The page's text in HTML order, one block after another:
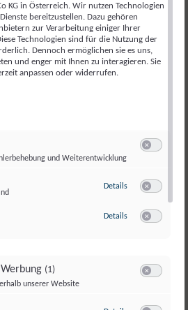
Verleih bei unserem Partner
Guiding & Touren bei unserem
n Soul – Buchung vor Ort.
Aufenthalt. Der angegebene
gewähren. Preisvorteile
nur einmal in Anspruch
Nicht in Anspruch genommene
KG in Österreich. Wir nutzen Technologien
bereitzustellen. Dazu gehören
zur Verarbeitung einiger Ihrer
Technologien sind für die Nutzung der
Dennoch ermöglichen sie es uns,
und enger mit Ihnen zu interagieren. Sie
anpassen oder widerrufen.
und Weiterentwicklung
Details zu Google
Details zu Hotjar
(1)
unserer Website